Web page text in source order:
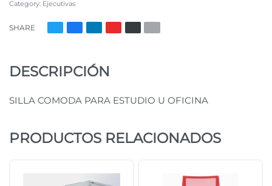
Category: Ejecutivas
SHARE
DESCRIPCIÓN
SILLA COMODA PARA ESTUDIO U OFICINA
PRODUCTOS RELACIONADOS